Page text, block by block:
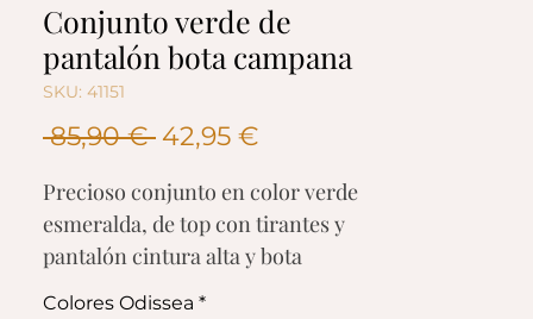
Conjunto verde de
pantalón bota campana
SKU: 41151
85,90 € Precio
42,95 €
oferta
Precioso conjunto en color verde
esmeralda, de top con tirantes y
pantalón cintura alta y bota
acampanada.
Colores Odissea *